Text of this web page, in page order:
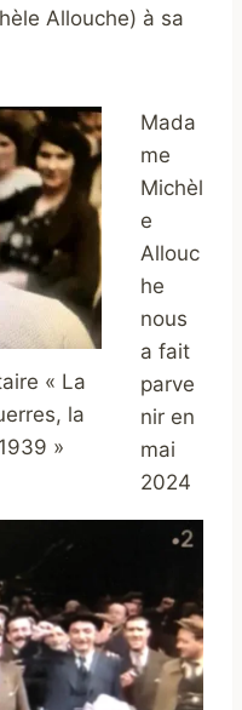
Allouche) à sa
« La
la
»
Mada
me
Michèl
e
Allouc
he
nous
a fait
parve
nir en
mai
2024